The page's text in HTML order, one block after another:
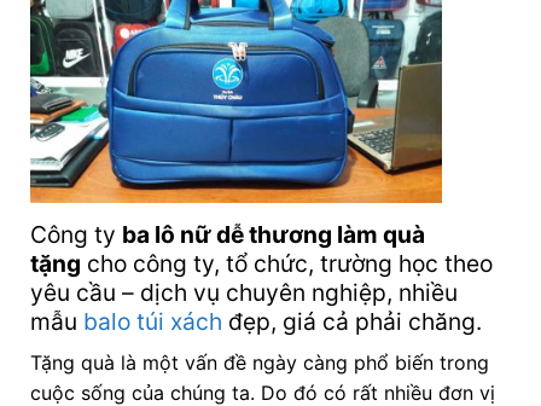
Công ty ba lô nữ dễ thương làm quà
tặng cho công ty, tổ chức, trường học theo
yêu cầu – dịch vụ chuyên nghiệp, nhiều
mẫu balo túi xách đẹp, giá cả phải chăng.
Tặng quà là một vấn đề ngày càng phổ biến trong
cuộc sống của chúng ta. Do đó có rất nhiều đơn vị